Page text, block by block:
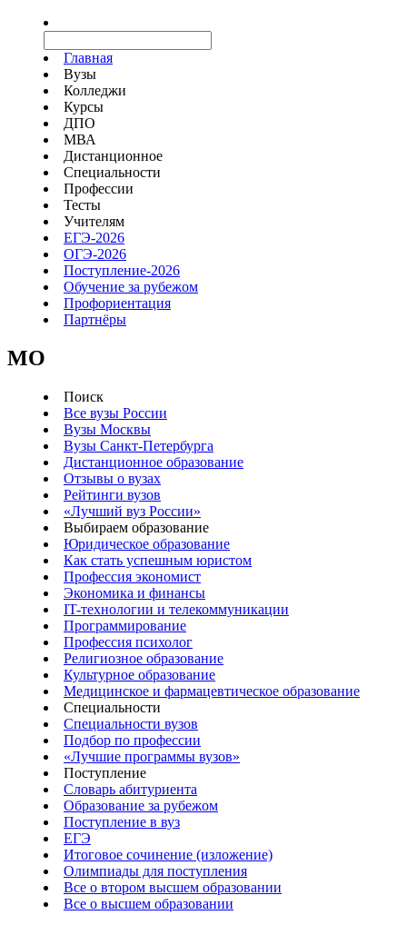
Главная
Вузы
Колледжи
Курсы
ДПО
МВА
Дистанционное
Специальности
Профессии
Тесты
Учителям
ЕГЭ-2026
ОГЭ-2026
Поступление-2026
Обучение за рубежом
Профориентация
Партнёры
MO
Поиск
Все вузы России
Вузы Москвы
Вузы Санкт-Петербурга
Дистанционное образование
Отзывы о вузах
Рейтинги вузов
«Лучший вуз России»
Выбираем образование
Юридическое образование
Как стать успешным юристом
Профессия экономист
Экономика и финансы
IT-технологии и телекоммуникации
Программирование
Профессия психолог
Религиозное образование
Культурное образование
Медицинское и фармацевтическое образование
Специальности
Специальности вузов
Подбор по профессии
«Лучшие программы вузов»
Поступление
Словарь абитуриента
Образование за рубежом
Поступление в вуз
ЕГЭ
Итоговое сочинение (изложение)
Олимпиады для поступления
Все о втором высшем образовании
Все о высшем образовании